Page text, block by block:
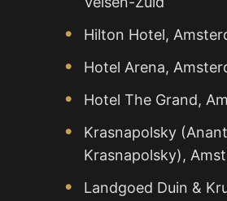
Hilton Hotel,
Hotel Arena,
Hotel The Grand,
Krasnapolsky
Krasnapolsky),
Landgoed Duin &